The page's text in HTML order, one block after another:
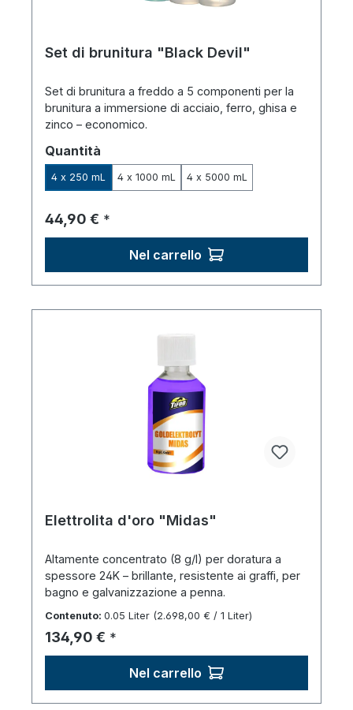
Set di brunitura "Black Devil"
Set di brunitura a freddo a 5 componenti per la
brunitura a immersione di acciaio, ferro, ghisa e
zinco – economico.
Seleziona
Quantità
4 x 250 mL 4 x 1000 mL 4 x 5000 mL
Prezzo normale:
44,90 € *
Nel carrello
Elettrolita d'oro "Midas"
Altamente concentrato (8 g/l) per doratura a
spessore 24K – brillante, resistente ai graffi, per
bagno e galvanizzazione a penna.
Contenuto: 0.05 Liter (2.698,00 € / 1 Liter)
Prezzo normale:
134,90 € *
Nel carrello